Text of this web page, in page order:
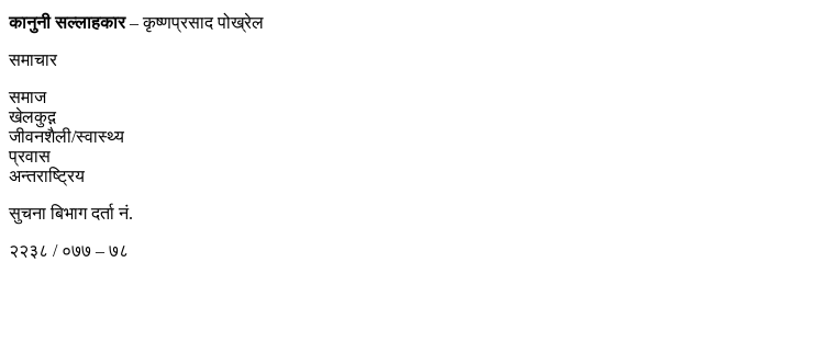
कानुनी सल्लाहकार– कृष्णप्रसाद पोख्रेल
समाचार
समाज
खेलकुद़़
जीवनशैली/स्वास्थ्य
प्रवास
अन्तराष्ट्रिय
सुचना बिभाग दर्ता नं.
२२३८ / ०७७ – ७८